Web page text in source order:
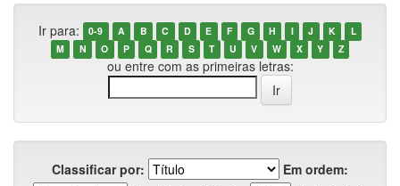
Ir para: 0-9 A B C D E F G H I J K
L
M
N O P Q R S T U V W X Y Z
ou entre com as primeiras letras:
Classificar por:
Em ordem: